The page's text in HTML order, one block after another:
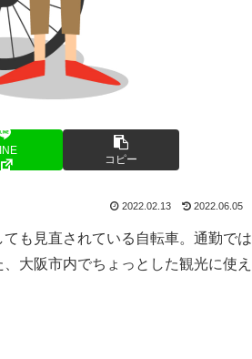
コピー
2022.02.13 2022.06.05
も見直されている自転車。通勤では
大阪市内でちょっとした観光に使え